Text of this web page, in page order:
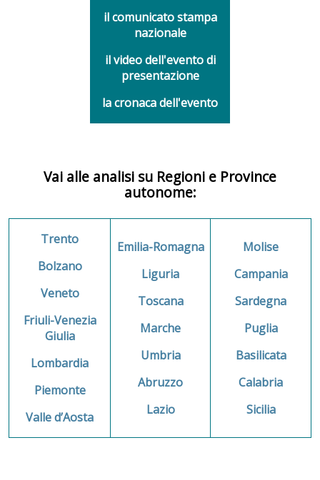
il comunicato stampa
nazionale
il video dell'evento di
presentazione
la cronaca dell'evento
Vai alle analisi su Regioni e Province
autonome:
Trento
Bolzano
Veneto
Friuli-Venezia
Giulia
Lombardia
Piemonte
Valle d’Aosta
Emilia-Romagna
Liguria
Toscana
Marche
Umbria
Abruzzo
Lazio
Molise
Campania
Sardegna
Puglia
Basilicata
Calabria
Sicilia